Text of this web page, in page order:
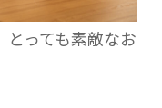
っても素敵なお